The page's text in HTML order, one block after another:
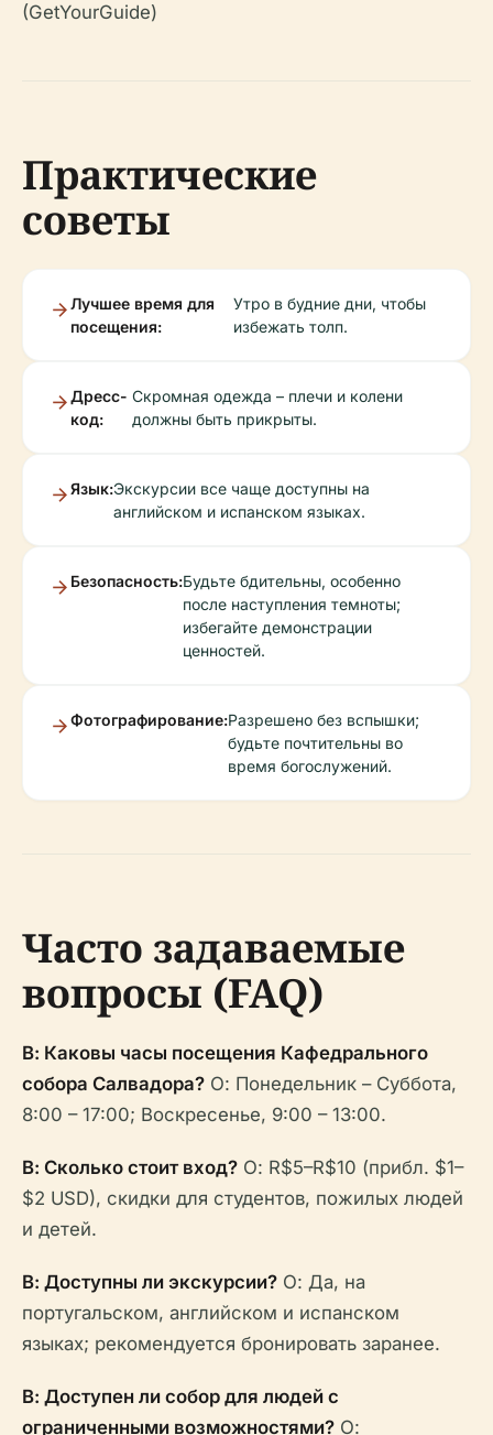
(GetYourGuide)
Практические
советы
Лучшее время для
посещения:
Утро в будние дни, чтобы
избежать толп.
Дресс-
код:
Скромная одежда – плечи и колени
должны быть прикрыты.
Язык:Экскурсии все чаще доступны на
английском и испанском языках.
Безопасность:Будьте бдительны, особенно
после наступления темноты;
избегайте демонстрации
ценностей.
Фотографирование:Разрешено без вспышки;
будьте почтительны во
время богослужений.
Часто задаваемые
вопросы (FAQ)
В: Каковы часы посещения Кафедрального
собора Салвадора? О: Понедельник – Суббота,
8:00 – 17:00; Воскресенье, 9:00 – 13:00.
В: Сколько стоит вход? О: R$5–R$10 (прибл. $1–
$2 USD), скидки для студентов, пожилых людей
и детей.
В: Доступны ли экскурсии? О: Да, на
португальском, английском и испанском
языках; рекомендуется бронировать заранее.
В: Доступен ли собор для людей с
ограниченными возможностями? О: